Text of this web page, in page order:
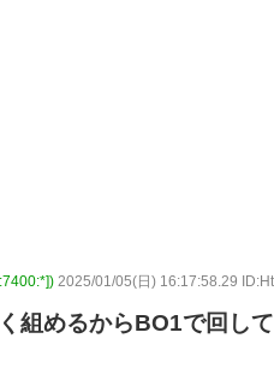
2025/01/05(日) 16:17:58.29
組めるからBO1で回し